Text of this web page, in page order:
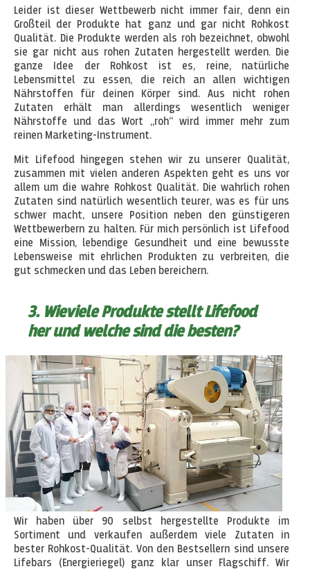
Leider ist dieser Wettbewerb nicht immer fair, denn ein
Großteil der Produkte hat ganz und gar nicht Rohkost
Qualität. Die Produkte werden als roh bezeichnet, obwohl
sie gar nicht aus rohen Zutaten hergestellt werden. Die
ganze Idee der Rohkost ist es, reine, natürliche
Lebensmittel zu essen, die reich an allen wichtigen
Nährstoffen für deinen Körper sind. Aus nicht rohen
Zutaten erhält man allerdings wesentlich weniger
Nährstoffe und das Wort „roh“ wird immer mehr zum
reinen Marketing-Instrument.
Mit Lifefood hingegen stehen wir zu unserer Qualität,
zusammen mit vielen anderen Aspekten geht es uns vor
allem um die wahre Rohkost Qualität. Die wahrlich rohen
Zutaten sind natürlich wesentlich teurer, was es für uns
schwer macht, unsere Position neben den günstigeren
Wettbewerbern zu halten. Für mich persönlich ist Lifefood
eine Mission, lebendige Gesundheit und eine bewusste
Lebensweise mit ehrlichen Produkten zu verbreiten, die
gut schmecken und das Leben bereichern.
3. Wieviele Produkte stellt Lifefood
her und welche sind die besten?
Wir haben über 90 selbst hergestellte Produkte im
Sortiment und verkaufen außerdem viele Zutaten in
bester Rohkost-Qualität. Von den Bestsellern sind unsere
Lifebars (Energieriegel) ganz klar unser Flagschiff. Wir